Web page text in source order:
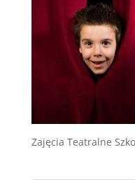
Zajęcia Teatralne